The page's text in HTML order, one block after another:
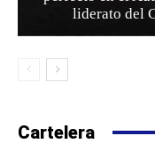
liderato del
Cartelera